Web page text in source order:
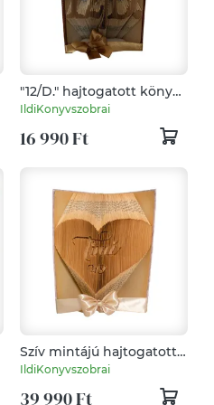
"12/D." hajtogatott könyv,
könyvszobor esküvőre,
évfordulóra,
nászajándéknak-
Rendelésre
IldiKonyvszobrai
16 990 Ft
Szív mintájú hajtogatott
könyv Timi 40 felirattal,
könyvszobor
IldiKonyvszobrai
39 990 Ft